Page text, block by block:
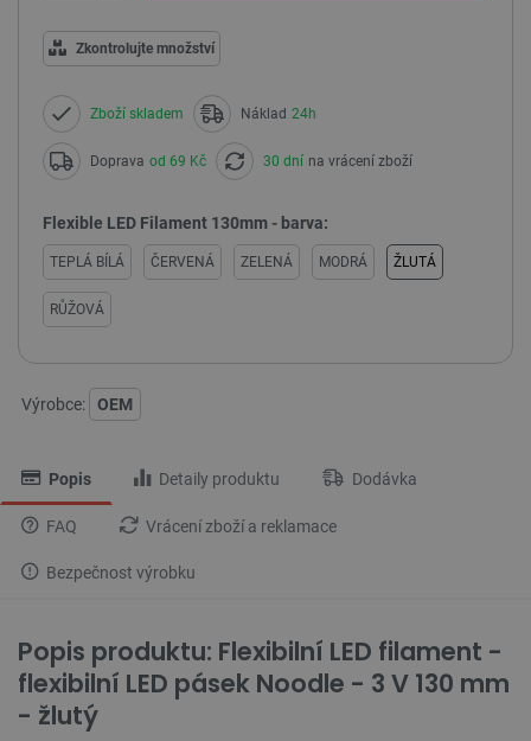
Zkontrolujte množství
Zboží skladem Náklad 24h
Doprava od 69 Kč 30 dní na vrácení zboží
Flexible LED Filament 130mm - barva:
TEPLÁ BÍLÁ ČERVENÁ ZELENÁ MODRÁ ŽLUTÁ
RŮŽOVÁ
Výrobce: OEM
Popis Detaily produktu Dodávka
FAQ Vrácení zboží a reklamace
Bezpečnost výrobku
Popis produktu: Flexibilní LED filament -
flexibilní LED pásek Noodle - 3 V 130 mm
- žlutý